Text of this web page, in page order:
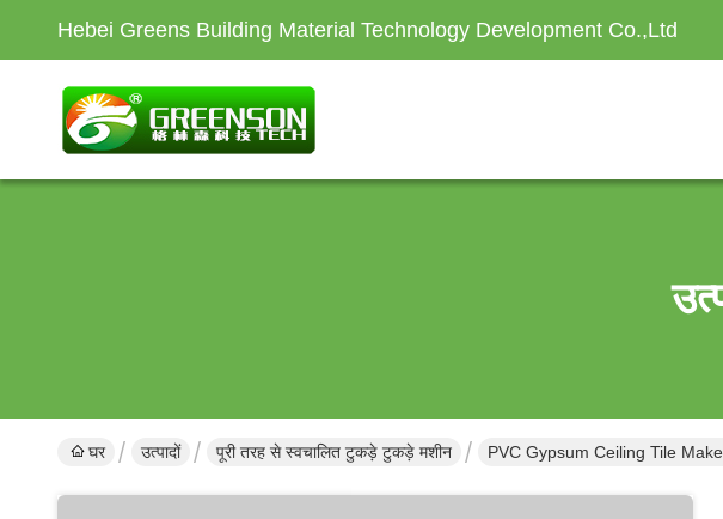
Hebei Greens Building Material Technology Development Co.,Ltd
घर उत्पादों पूरी तरह से स्वचालित टुकड़े टुकड़े मशीन PVC Gypsum Ceiling Tile